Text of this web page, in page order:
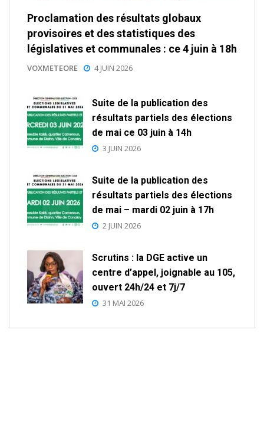
Proclamation des résultats globaux
provisoires et des statistiques des
législatives et communales : ce 4 juin à 18h
VOXMETEORE 4 JUIN 2026
Suite de la publication des
résultats partiels des élections
de mai ce 03 juin à 14h
3 JUIN 2026
Suite de la publication des
résultats partiels des élections
de mai – mardi 02 juin à 17h
2 JUIN 2026
Scrutins : la DGE active un
centre d’appel, joignable au 105,
ouvert 24h/24 et 7j/7
31 MAI 2026